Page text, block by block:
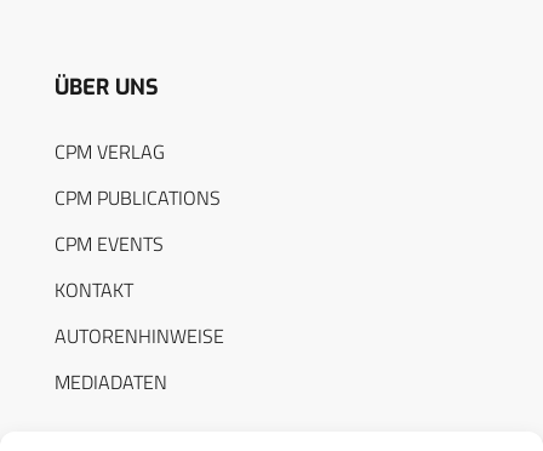
ÜBER UNS
CPM VERLAG
CPM PUBLICATIONS
CPM EVENTS
KONTAKT
AUTORENHINWEISE
MEDIADATEN